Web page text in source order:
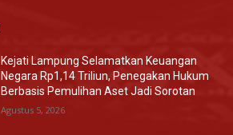
Kejati Lampung Selamatkan Keuangan
Negara Rp1,14 Triliun, Penegakan Hukum
Berbasis Pemulihan Aset Jadi Sorotan
Agustus 5, 2026